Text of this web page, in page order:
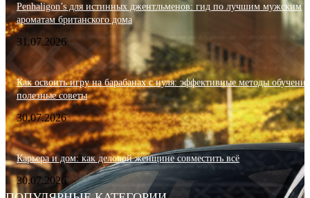
Penhaligon’s для истинных джентльменов: гид по лучшим мужским
ароматам британского дома
31.07.2026
Как освоить игру на барабанах с нуля: эффективные методы
полезные советы
30.07.2026
Карьера и дом: как деловой женщине совместить всё
30.07.2026